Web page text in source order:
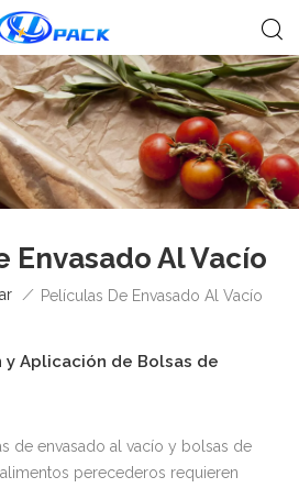
Envasado Al Vacío
/ Películas De Envasado Al Vacío
y Aplicación de Bolsas de
de envasado al vacío y bolsas de
perecederos requieren